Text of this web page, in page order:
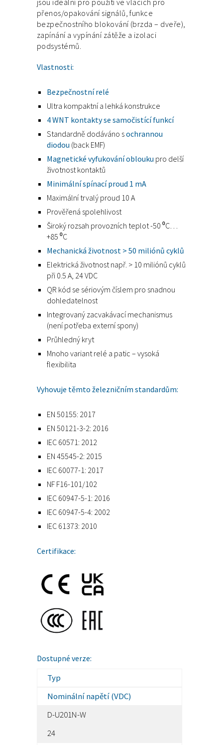
přenos/opakování signálů, funkce
bezpečnostního blokování (brzda – dveře),
zapínání a vypínání zátěže a izolaci
podsystémů.
Vlastnosti:
Bezpečnostní relé
Ultra kompaktní a lehká konstrukce
4 WNT kontakty se samočistící funkcí
Standardně dodáváno sochrannou
diodou (back EMF)
Magnetické vyfukování oblouku pro delší
životnost kontaktů
Minimální spínací proud 1 mA
Maximální trvalý proud 10 A
Prověřená spolehlivost
Široký rozsah provozních teplot -50 ⁰C…
+85 ⁰C
Mechanická životnost > 50 miliónů cyklů
Elektrická životnost např. > 10 miliónů cyklů
při 0.5 A, 24 VDC
QR kód se sériovým číslem pro snadnou
dohledatelnost
Integrovaný zacvakávací mechanismus
(není potřeba externí spony)
Průhledný kryt
Mnoho variant relé a patic – vysoká
flexibilita
Vyhovuje těmto železničním standardům:
EN 50155: 2017
EN 50121-3-2: 2016
IEC 60571: 2012
EN 45545-2: 2015
IEC 60077-1: 2017
NF F16-101/102
IEC 60947-5-1: 2016
IEC 60947-5-4: 2002
IEC 61373: 2010
Certifikace:
Dostupné verze:
Typ
Nominální napětí (VDC)
D-U201N-W
24